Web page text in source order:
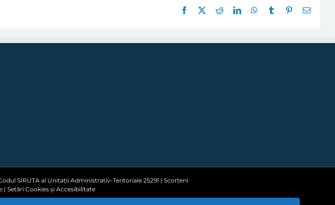
Facebook RedditLinkedInWhatsApp
Tumblr Pinterest
E-
SIRUTA al Unitații Administrativ-Teritoriale 25291 | Scorțeni
| Setări Cookies și Accesibilitate